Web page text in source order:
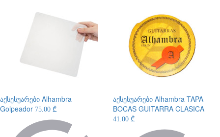
აქსესუარები Alhambra
Golpeador 75.00 ₾
აქსესუარები Alhambra TAPA
BOCAS GUITARRA CLASICA
41.00 ₾